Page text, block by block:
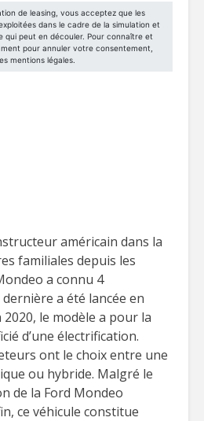
américain dans la
familiales depuis les
a connu 4
a été lancée en
le modèle a pour la
d’une électrification.
ont le choix entre une
ou hybride. Malgré le
de la Ford Mondeo
ce véhicule constitue